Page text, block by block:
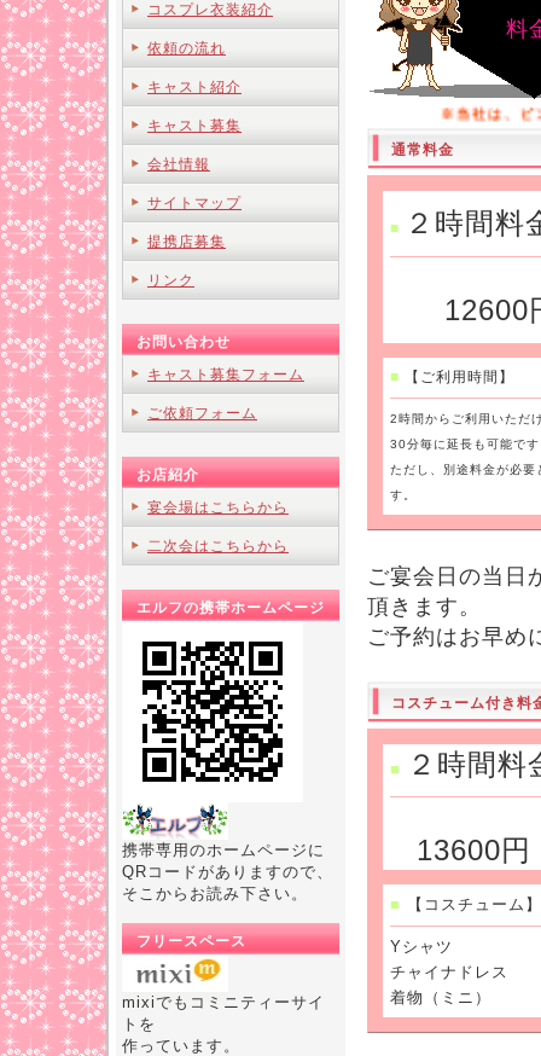
料
※当社は、ピンク
通常料金
■ ２時間料
12600
■ 【ご利用時間】
2時間からご利用いただ
30分毎に延長も可能で
ただし、別途料金が必要
す。
ご宴会日の当日
頂きます。
ご予約はお早め
コスチューム付き料
■ ２時間料
13600円
■ 【コスチューム】
Yシャツ
チャイナドレス
着物（ミニ）
コスプレ衣装紹介
依頼の流れ
キャスト紹介
キャスト募集
会社情報
サイトマップ
提携店募集
リンク
お問い合わせ
キャスト募集フォーム
ご依頼フォーム
お店紹介
宴会場はこちらから
二次会はこちらから
エルフの携帯ホームページ
携帯専用のホームページに
QRコードがありますので、
そこからお読み下さい。
フリースペース
mixiでもコミニティーサイ
トを
作っています。